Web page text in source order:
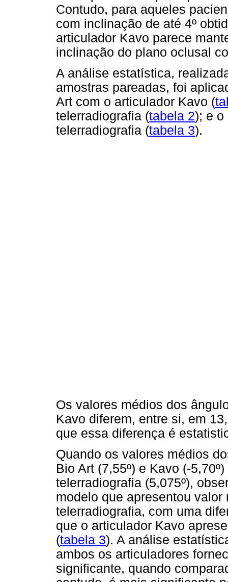
Contudo, para aqueles
com inclinação de até 4º
articulador Kavo parece
inclinação do plano oclusal
A análise estatística,
amostras pareadas, foi
Art com o articulador Kavo (
telerradiografia (tabela 2); e o
telerradiografia (tabela 3).
Os valores médios dos
Kavo diferem, entre si, em
que essa diferença é
Quando os valores médios
Bio Art (7,55º) e Kavo (-
telerradiografia (5,075º),
modelo que apresentou
telerradiografia, com uma
que o articulador Kavo
(tabela 3). A análise
ambos os articuladores
significante, quando